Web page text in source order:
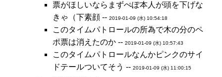
票がほしいならまずぺぽ本人が頭を下げな
きゃ（下素顔 -- 2019-01-09 (水) 10:54:18
このタイムパトロールの所為で木の分のペ
ポ票は消えたのか -- 2019-01-09 (水) 10:57:43
このタイムパトロールなんかピンクのサイ
ドテールついてそう -- 2019-01-09 (水) 11:00:15